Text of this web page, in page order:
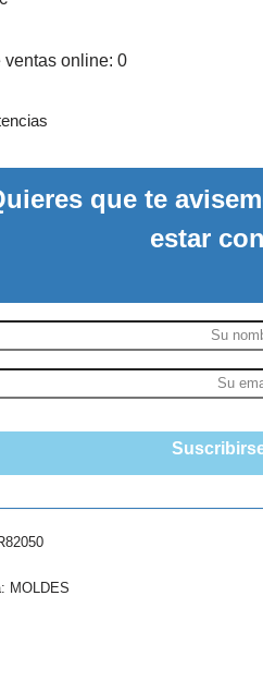
ventas online: 0
que te
estar
MOLDES